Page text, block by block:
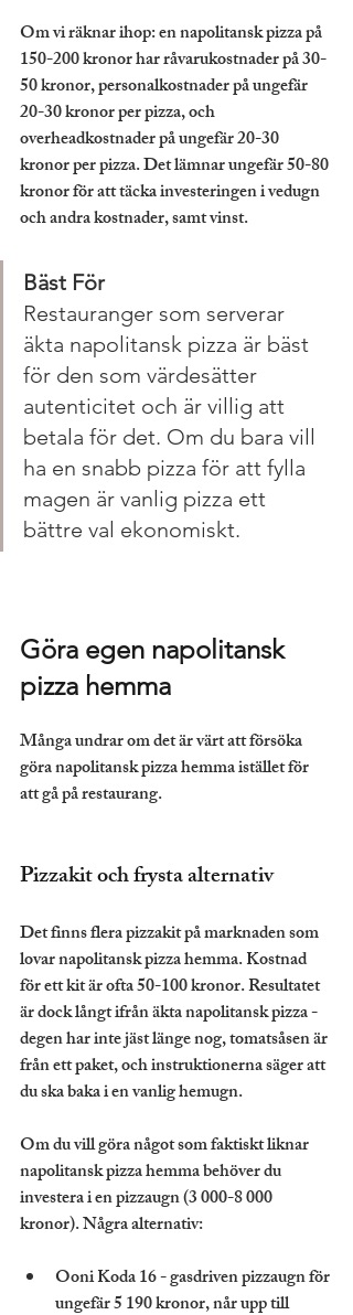
Om vi räknar ihop: en napolitansk pizza på
150-200 kronor har råvarukostnader på 30-
50 kronor, personalkostnader på ungefär
20-30 kronor per pizza, och
overheadkostnader på ungefär 20-30
kronor per pizza. Det lämnar ungefär 50-80
kronor för att täcka investeringen i vedugn
och andra kostnader, samt vinst.
Bäst För
Restauranger som serverar
äkta napolitansk pizza är bäst
för den som värdesätter
autenticitet och är villig att
betala för det. Om du bara vill
ha en snabb pizza för att fylla
magen är vanlig pizza ett
bättre val ekonomiskt.
Göra egen napolitansk
pizza hemma
Många undrar om det är värt att försöka
göra napolitansk pizza hemma istället för
att gå på restaurang.
Pizzakit och frysta alternativ
Det finns flera pizzakit på marknaden som
lovar napolitansk pizza hemma. Kostnad
för ett kit är ofta 50-100 kronor. Resultatet
är dock långt ifrån äkta napolitansk pizza -
degen har inte jäst länge nog, tomatsåsen är
från ett paket, och instruktionerna säger att
du ska baka i en vanlig hemugn.
Om du vill göra något som faktiskt liknar
napolitansk pizza hemma behöver du
investera i en pizzaugn (3 000-8 000
kronor). Några alternativ:
Ooni Koda 16 - gasdriven pizzaugn för
ungefär 5 190 kronor, når upp till